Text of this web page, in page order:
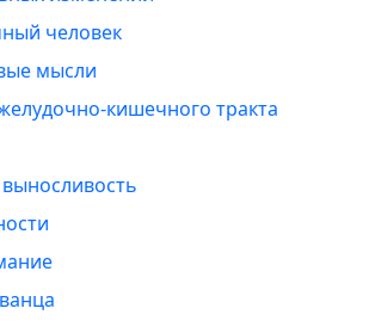
человек
мысли
кишечного тракта